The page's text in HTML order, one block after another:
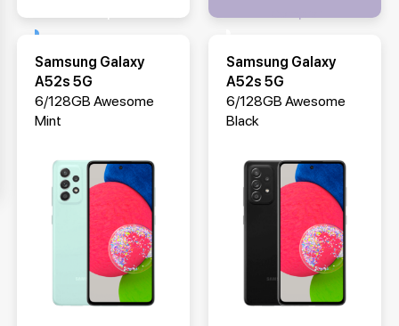
Samsung Galaxy
A52s 5G
6/128GB Awesome
Mint
Samsung Galaxy
A52s 5G
6/128GB Awesome
Black